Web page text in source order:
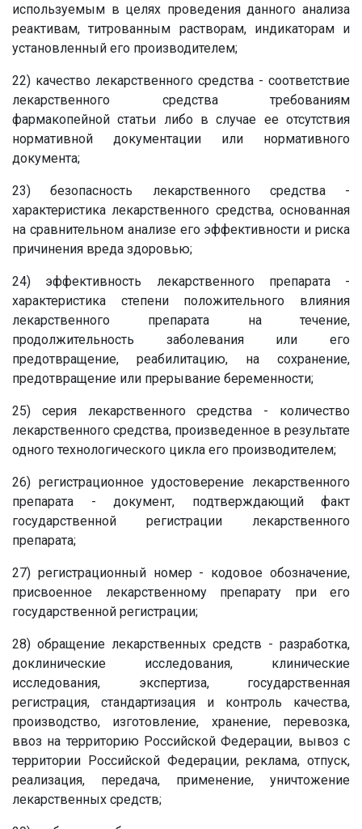
используемым в целях проведения данного анализа
реактивам, титрованным растворам, индикаторам и
установленный его производителем;
22) качество лекарственного средства - соответствие
лекарственного средства требованиям
фармакопейной статьи либо в случае ее отсутствия
нормативной документации или нормативного
документа;
23) безопасность лекарственного средства -
характеристика лекарственного средства, основанная
на сравнительном анализе его эффективности и риска
причинения вреда здоровью;
24) эффективность лекарственного препарата -
характеристика степени положительного влияния
лекарственного препарата на течение,
продолжительность заболевания или его
предотвращение, реабилитацию, на сохранение,
предотвращение или прерывание беременности;
25) серия лекарственного средства - количество
лекарственного средства, произведенное в результате
одного технологического цикла его производителем;
26) регистрационное удостоверение лекарственного
препарата - документ, подтверждающий факт
государственной регистрации лекарственного
препарата;
27) регистрационный номер - кодовое обозначение,
присвоенное лекарственному препарату при его
государственной регистрации;
28) обращение лекарственных средств - разработка,
доклинические исследования, клинические
исследования, экспертиза, государственная
регистрация, стандартизация и контроль качества,
производство, изготовление, хранение, перевозка,
ввоз на территорию Российской Федерации, вывоз с
территории Российской Федерации, реклама, отпуск,
реализация, передача, применение, уничтожение
лекарственных средств;